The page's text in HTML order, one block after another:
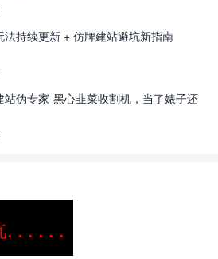
法持续更新 + 仿牌建站避坑新指南
站伪专家-黑心韭菜收割机，当了婊子还